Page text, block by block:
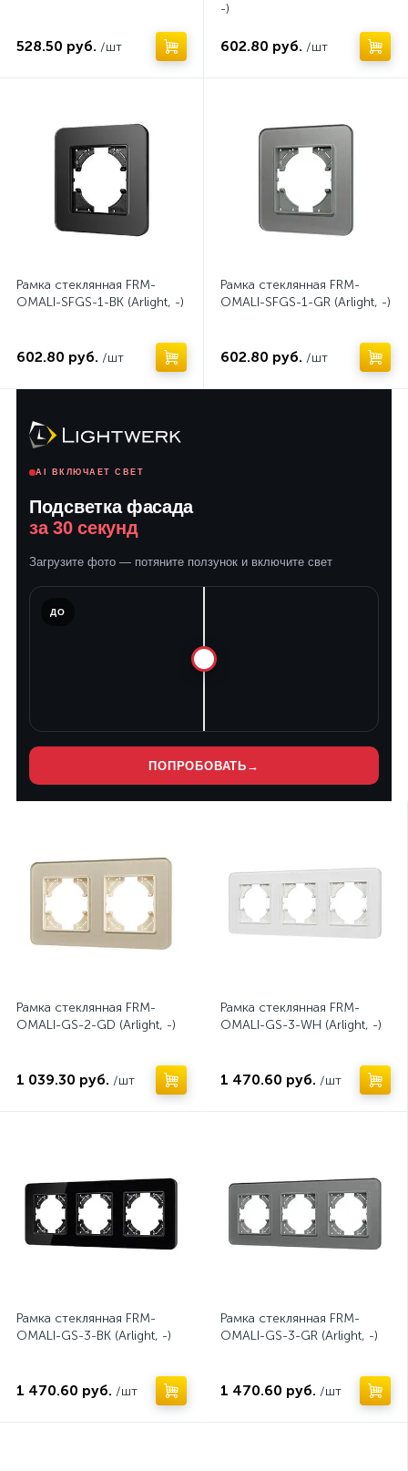
528.50 руб. /шт
-)
602.80 руб. /шт
Рамка стеклянная FRM-
OMALI-SFGS-1-BK (Arlight, -)
602.80 руб. /шт
Рамка стеклянная FRM-
OMALI-SFGS-1-GR (Arlight, -)
602.80 руб. /шт
AI ВКЛЮЧАЕТ СВЕТ
Подсветка фасада
за 30 секунд
Загрузите фото — потяните ползунок и включите свет
ДО
ПОПРОБОВАТЬ →
Рамка стеклянная FRM-
OMALI-GS-2-GD (Arlight, -)
1 039.30 руб. /шт
Рамка стеклянная FRM-
OMALI-GS-3-WH (Arlight, -)
1 470.60 руб. /шт
Рамка стеклянная FRM-
OMALI-GS-3-BK (Arlight, -)
1 470.60 руб. /шт
Рамка стеклянная FRM-
OMALI-GS-3-GR (Arlight, -)
1 470.60 руб. /шт